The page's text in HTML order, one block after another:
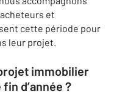
et
cette période pour
leur projet.
immobilier
d’année ?